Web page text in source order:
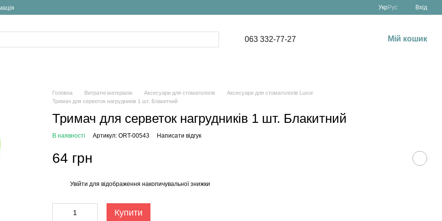
Укр Рус Вхід
063 332-77-27 Мій кошик
Головна Витратні матеріали Аксесуари для стоматологів
Аксесуари для стоматологів Luxor
Тримач для серветок нагрудників 1 шт. Блакитний
Тримач для серветок нагрудників 1 шт. Блакитний
В наявності Артикул: ORT-00543 Написати відгук
64 грн
Увійти для відображення накопичувальної знижки
Купити